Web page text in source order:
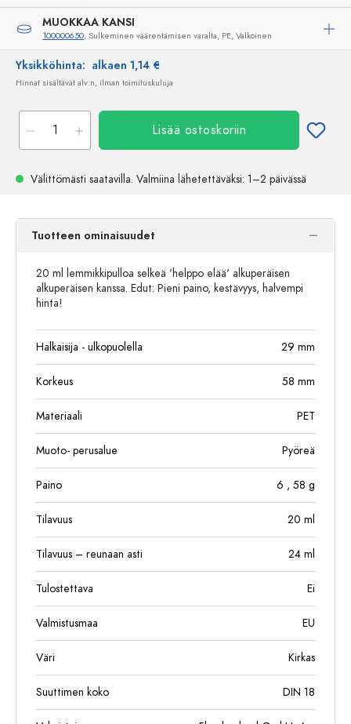
MUOKKAA KANSI
100000650, Sulkeminen väärentämisen varalta, PE, Valkoinen
Yksikköhinta: alkaen 1,14 €
Hinnat sisältävät alv:n, ilman toimituskuluja
Lisää ostoskoriin
Välittömästi saatavilla. Valmiina lähetettäväksi: 1–2 päivässä
Tuotteen ominaisuudet
20 ml lemmikkipulloa selkeä 'helppo elää' alkuperäisen
alkuperäisen kanssa. Edut: Pieni paino, kestävyys, halvempi
hinta!
Halkaisija - ulkopuolella 29 mm
Korkeus 58 mm
Materiaali PET
Muoto- perusalue Pyöreä
Paino 6 , 58 g
Tilavuus 20 ml
Tilavuus – reunaan asti 24 ml
Tulostettava Ei
Valmistusmaa EU
Väri Kirkas
Suuttimen koko DIN 18